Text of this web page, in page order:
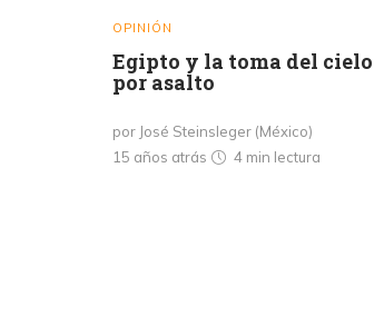
OPINIÓN
Egipto y la toma del cielo
por asalto
por José Steinsleger (México)
15 años atrás
4 min lectura